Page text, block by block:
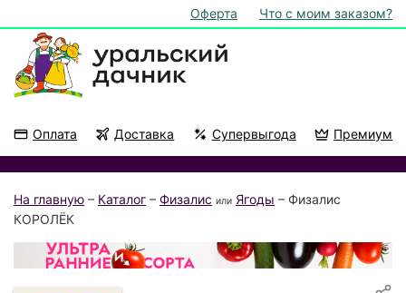
Оферта Что с моим заказом?
Оплата Доставка Супервыгода Премиум
На главную – Каталог – Физалис или Ягоды – Физалис
КОРОЛЁК